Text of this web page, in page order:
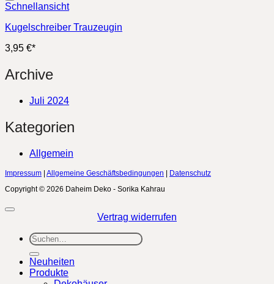
Schnellansicht
Kugelschreiber Trauzeugin
3,95 €*
Archive
Juli 2024
Kategorien
Allgemein
Impressum | Allgemeine Geschäftsbedingungen | Datenschutz
Copyright © 2026 Daheim Deko - Sorika Kahrau
Vertrag widerrufen
Suchen
nach:
Neuheiten
Produkte